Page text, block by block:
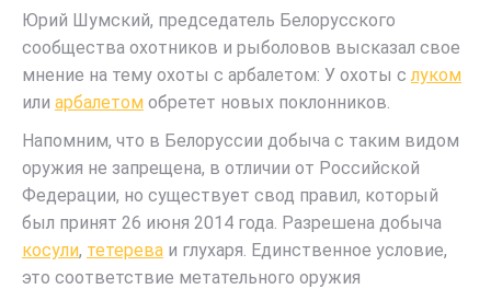
Юрий Шумский, председатель Белорусского
сообщества охотников и рыболовов высказал свое
мнение на тему охоты с арбалетом: У охоты слуком
или арбалетом обретет новых поклонников.
Напомним, что в Белоруссии добыча с таким видом
оружия не запрещена, в отличии от Российской
Федерации, но существует свод правил, который
был принят 26 июня 2014 года. Разрешена добыча
косули, тетерева и глухаря. Единственное условие,
это соответствие метательного оружия